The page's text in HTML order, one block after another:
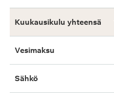
Kuukausikulu yhteensä
Vesimaksu
Sähkö